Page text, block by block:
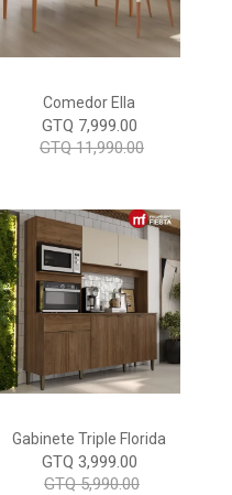
Comedor Ella
GTQ 7,999.00
GTQ 11,990.00
Gabinete Triple Florida
GTQ 3,999.00
GTQ 5,990.00